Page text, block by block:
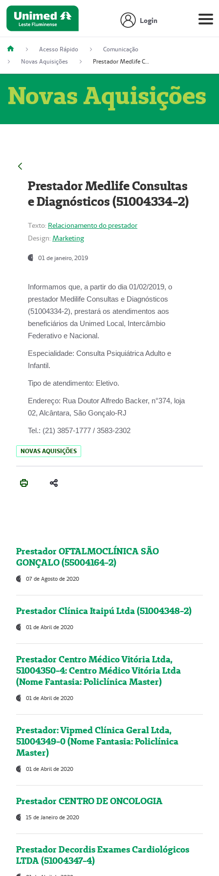
Login
Acesso Rápido
Comunicação
Novas Aquisições
Prestador Medlife Consultas e Diagnósticos (51004334-2)
Novas Aquisições
Prestador Medlife Consultas
e Diagnósticos (51004334-2)
Texto: Relacionamento do prestador
Design: Marketing
01 de janeiro, 2019
Informamos que, a partir do dia 01/02/2019, o
prestador Medilife Consultas e Diagnósticos
(51004334-2), prestará os atendimentos aos
beneficiários da Unimed Local, Intercâmbio
Federativo e Nacional.
Especialidade: Consulta Psiquiátrica Adulto e
Infantil.
Tipo de atendimento: Eletivo.
Endereço: Rua Doutor Alfredo Backer, n°374, loja
02, Alcântara, São Gonçalo-RJ
Tel.: (21) 3857-1777 / 3583-2302
NOVAS AQUISIÇÕES
Prestador OFTALMOCLÍNICA SÃO
GONÇALO (55004164-2)
07 de Agosto de 2020
Prestador Clínica Itaipú Ltda (51004348-2)
01 de Abril de 2020
Prestador Centro Médico Vitória Ltda,
51004350-4: Centro Médico Vitória Ltda
(Nome Fantasia: Policlínica Master)
01 de Abril de 2020
Prestador: Vipmed Clínica Geral Ltda,
51004349-0 (Nome Fantasia: Policlínica
Master)
01 de Abril de 2020
Prestador CENTRO DE ONCOLOGIA
15 de Janeiro de 2020
Prestador Decordis Exames Cardiológicos
LTDA (51004347-4)